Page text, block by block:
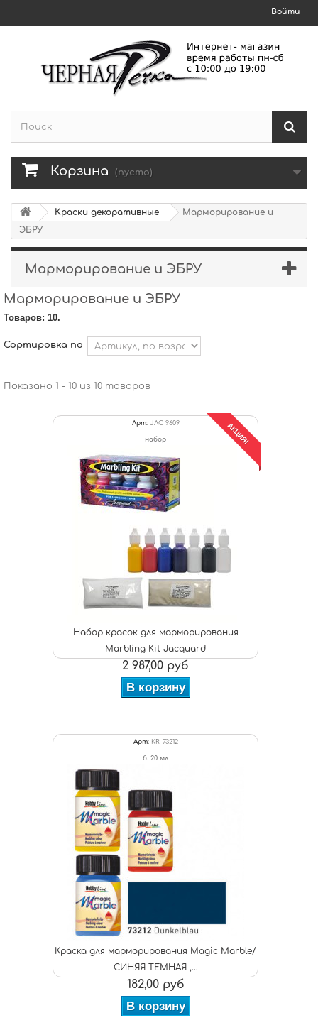
Войти
Корзина (пусто)
Краски декоративные
Марморирование и
ЭБРУ
Марморирование и ЭБРУ
Марморирование и ЭБРУ
Товаров: 10.
Сортировка по
Показано 1 - 10 из 10 товаров
Арт: JAC 9609
набор
Набор красок для марморирования
Marbling Kit Jacquard
АКЦИЯ!
2 987,00 руб
В корзину
Арт: KR-73212
б. 20 мл
Краска для марморирования Magic Marble/
СИНЯЯ ТЕМНАЯ ,...
182,00 руб
В корзину